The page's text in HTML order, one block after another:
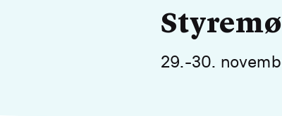
29.-30.